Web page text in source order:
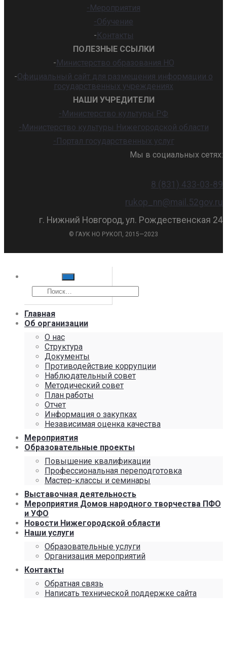
-Мероприятия
-Обучение
- Контакты
ПОЛЕЗНЫЕ ССЫЛКИ
- Министерство образования НО
-Официальный сайт для размещения информации о
государственных учреждениях
НАШИ УЧРЕДИТЕЛИ
-Министерство культуры РФ
-Министерство культуры Нижегородской области
-Портал государственных услуг
Мы в социальных сетях:
8 (831) 433-03-89
rukop_nn@mail.52gov.ru
г. Нижний Новгород, ул. Рождественская 24
© ГАУК НО РУКОП, 2015—2023
Главная
Об организации
О нас
Структура
Документы
Противодействие коррупции
Наблюдательный совет
Методический совет
План работы
Отчет
Информация о закупках
Независимая оценка качества
Мероприятия
Образовательные проекты
Повышение квалификации
Профессиональная переподготовка
Мастер-классы и семинары
Выставочная деятельность
Мероприятия Домов народного творчества ПФО
и УФО
Новости Нижегородской области
Наши услуги
Образовательные услуги
Организация мероприятий
Контакты
Обратная связь
Написать технической поддержке сайта